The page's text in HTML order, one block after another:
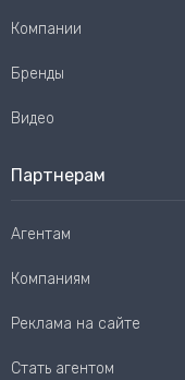
Компании
Бренды
Видео
Партнерам
Агентам
Компаниям
Реклама на сайте
Стать агентом